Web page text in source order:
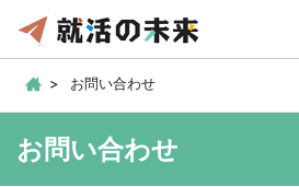
お問い合わせ
お問い合わせ